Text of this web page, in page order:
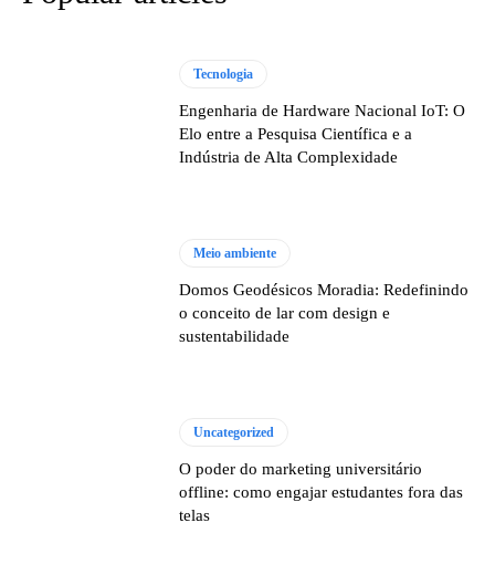
Tecnologia
Engenharia de Hardware Nacional IoT: O
Elo entre a Pesquisa Científica e a
Indústria de Alta Complexidade
Meio ambiente
Domos Geodésicos Moradia: Redefinindo
o conceito de lar com design e
sustentabilidade
Uncategorized
O poder do marketing universitário
offline: como engajar estudantes fora das
telas